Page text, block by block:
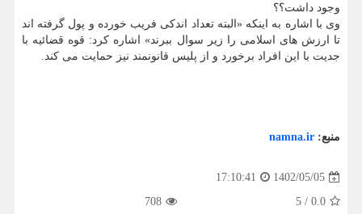
وجود داشت؟؟
وی با اشاره به اینکه «البته تعداد اندکی فریب خورده و پول گرفته اند
تا ارزش های اسلامی را زیر سوال ببرند» اشاره کرد: قوه قضائیه با
جدیت با این افراد برخورد و از پلیس قانونمند نیز حمایت می کند.
منبع: namna.ir
1402/05/05
17:10:41
0.0
/
5
708